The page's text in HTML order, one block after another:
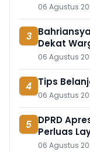
06 Agustus
3
Dekat
06 Agustus
4 Tips
06 Agustus
5 DPRD
Perluas
06 Agustus